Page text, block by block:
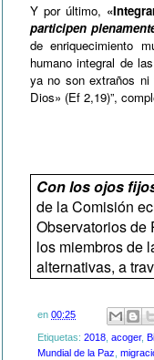
Y por último,
participen
de enriquecimiento
humano integral de
ya no son extraños
Dios» (Ef 2,19)”,
Con los ojos
de la Comisión
Observatorios de
los miembros de
alternativas, a
en 00:25
Etiquetas: 2018 acoger,
Mundial de la Paz